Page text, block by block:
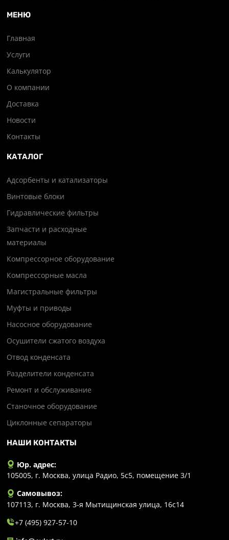
МЕНЮ
Главная
Услуги
Калькулятор
О компании
Доставка
Новости
Контакты
КАТАЛОГ
Адсорбенты и катализаторы
Винтовые блоки
Гидравлические фильтры
Запчасти и расходные
материалы
Компрессорное оборудование
Компрессорные масла
Магистральные фильтры
Муфты и приводы
Насосное оборудование
Осушители сжатого воздуха
Отвод конденсата
Разделители конденсата
Ремонт и обслуживание
Станочное оборудование
Циклонные сепараторы
НАШИ КОНТАКТЫ
Юр. адрес:
105005, г. Москва, улица Радио, 5с5, помещение 3/1
Самовывоз:
107113, г. Москва, 3-я Мытищинская улица, 16с14
+7 (495) 927-57-10